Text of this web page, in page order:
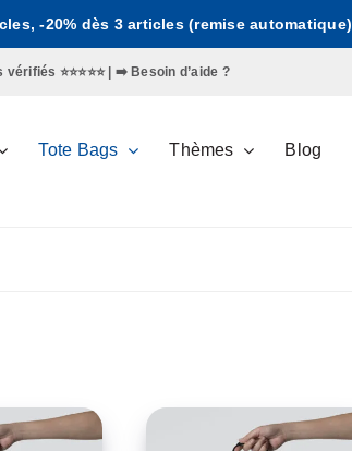
-20% dès 3 articles (remise automatique)
⭐️⭐️⭐️⭐️⭐️ | ➡️ Besoin d’aide ?
Tote Bags Thèmes Blog